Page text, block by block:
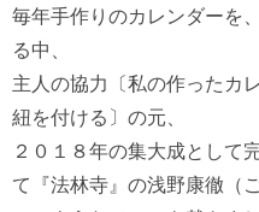
毎年手作りのカレンダーを
る中、
主人の協力〔私の作ったカ
紐を付ける〕の元、
２０１８年の集大成として
て『法林寺』の浅野康徹（